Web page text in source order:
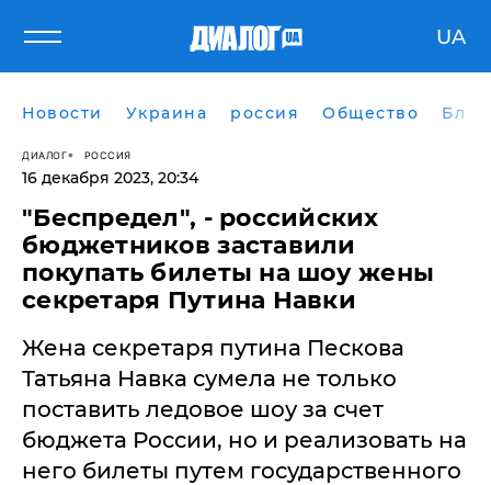
UA
Новости Украина россия Общество
ДИАЛОГ РОССИЯ
16 декабря 2023, 20:34
"Беспредел", - российских
бюджетников заставили
покупать билеты на шоу жены
секретаря Путина Навки
Жена секретаря путина Пескова
Татьяна Навка сумела не только
поставить ледовое шоу за счет
бюджета России, но и реализовать на
него билеты путем государственного